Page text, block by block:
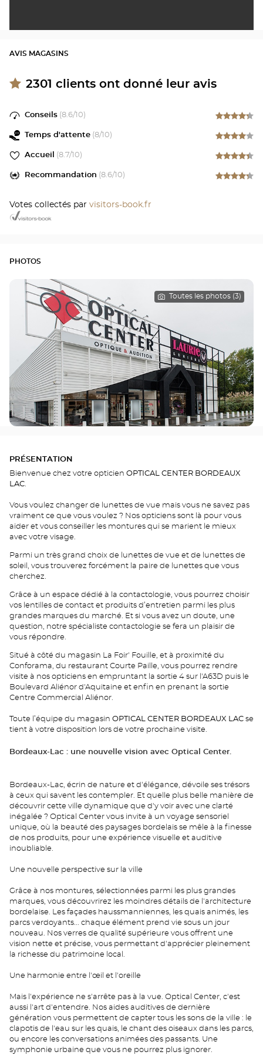
AVIS MAGASINS
2301 clients ont donné leur avis
Conseils (8.6/10)
Temps d'attente (8/10)
Accueil (8.7/10)
Recommandation (8.6/10)
Votes collectés par visitors-book.fr
PHOTOS
Toutes les photos (3)
PRÉSENTATION
Bienvenue chez votre opticien OPTICAL CENTER BORDEAUX
LAC.
Vous voulez changer de lunettes de vue mais vous ne savez pas
vraiment ce que vous voulez ? Nos opticiens sont là pour vous
aider et vous conseiller les montures qui se marient le mieux
avec votre visage.
Parmi un très grand choix de lunettes de vue et de lunettes de
soleil, vous trouverez forcément la paire de lunettes que vous
cherchez.
Grâce à un espace dédié à la contactologie, vous pourrez choisir
vos lentilles de contact et produits d’entretien parmi les plus
grandes marques du marché. Et si vous avez un doute, une
question, notre spécialiste contactologie se fera un plaisir de
vous répondre.
Situé à côté du magasin La Foir' Fouille, et à proximité du
Conforama, du restaurant Courte Paille, vous pourrez rendre
visite à nos opticiens en empruntant la sortie 4 sur l'A63D puis le
Boulevard Aliénor d'Aquitaine et enfin en prenant la sortie
Centre Commercial Aliénor.
Toute l’équipe du magasin OPTICAL CENTER BORDEAUX LAC se
tient à votre disposition lors de votre prochaine visite.
Bordeaux-Lac : une nouvelle vision avec Optical Center.
Bordeaux-Lac, écrin de nature et d'élégance, dévoile ses trésors
à ceux qui savent les contempler. Et quelle plus belle manière de
découvrir cette ville dynamique que d'y voir avec une clarté
inégalée ? Optical Center vous invite à un voyage sensoriel
unique, où la beauté des paysages bordelais se mêle à la finesse
de nos produits, pour une expérience visuelle et auditive
inoubliable.
Une nouvelle perspective sur la ville
Grâce à nos montures, sélectionnées parmi les plus grandes
marques, vous découvrirez les moindres détails de l'architecture
bordelaise. Les façades haussmanniennes, les quais animés, les
parcs verdoyants... chaque élément prend vie sous un jour
nouveau. Nos verres de qualité supérieure vous offrent une
vision nette et précise, vous permettant d'apprécier pleinement
la richesse du patrimoine local.
Une harmonie entre l'œil et l'oreille
Mais l'expérience ne s'arrête pas à la vue. Optical Center, c'est
aussi l'art d'entendre. Nos aides auditives de dernière
génération vous permettent de capter tous les sons de la ville : le
clapotis de l'eau sur les quais, le chant des oiseaux dans les parcs,
ou encore les conversations animées des passants. Une
symphonie urbaine que vous ne pourrez plus ignorer.